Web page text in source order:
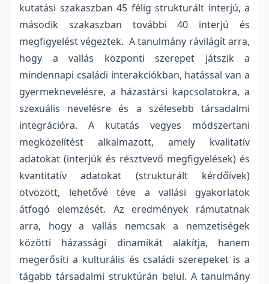
kutatási szakaszban 45 félig strukturált interjú, a
második szakaszban további 40 interjú és
megfigyelést végeztek. A tanulmány rávilágít arra,
hogy a vallás központi szerepet játszik a
mindennapi családi interakciókban, hatással van a
gyermeknevelésre, a házastársi kapcsolatokra, a
szexuális nevelésre és a szélesebb társadalmi
integrációra. A kutatás vegyes módszertani
megközelítést alkalmazott, amely kvalitatív
adatokat (interjúk és résztvevő megfigyelések) és
kvantitatív adatokat (strukturált kérdőívek)
ötvözött, lehetővé téve a vallási gyakorlatok
átfogó elemzését. Az eredmények rámutatnak
arra, hogy a vallás nemcsak a nemzetiségek
közötti házassági dinamikát alakítja, hanem
megerősíti a kulturális és családi szerepeket is a
tágabb társadalmi struktúrán belül. A tanulmány